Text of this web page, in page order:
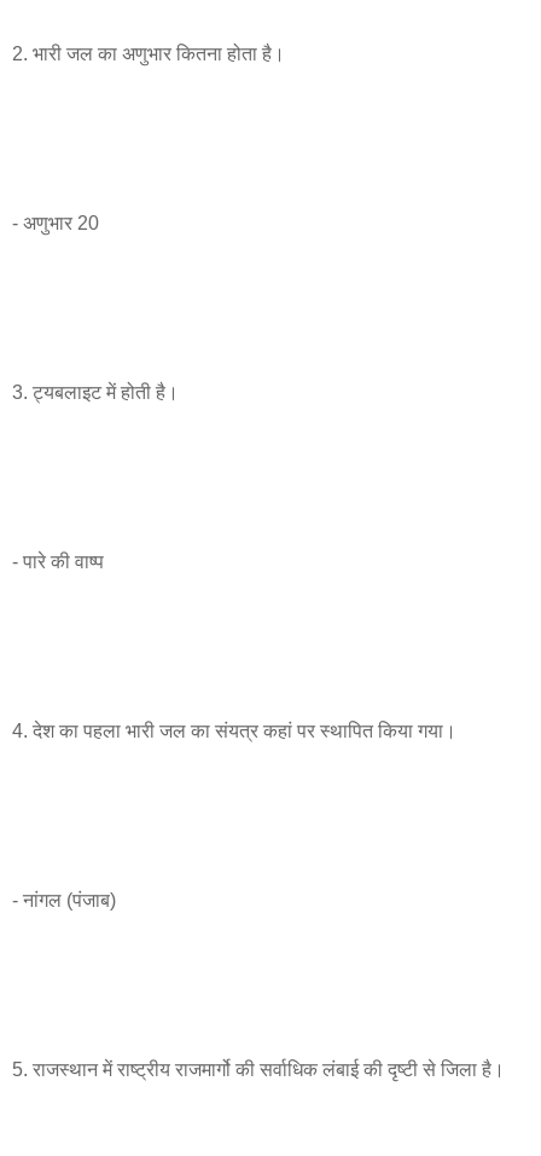
2. भारी जल का अणुभार कितना होता है।
- अणुभार 20
3. ट्यबलाइट में होती है।
- पारे की वाष्प
4. देश का पहला भारी जल का संयत्र कहां पर स्थापित किया गया।
- नांगल (पंजाब)
5. राजस्थान में राष्ट्रीय राजमार्गो की सर्वाधिक लंबाई की दृष्टी से जिला है।